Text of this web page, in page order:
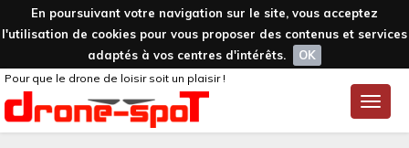
En poursuivant votre navigation sur le site, vous acceptez
l'utilisation de cookies pour vous proposer des contenus et services
adaptés à vos centres d'intérêts.
OK
Toggle
Pour que le drone de loisir soit un plaisir !